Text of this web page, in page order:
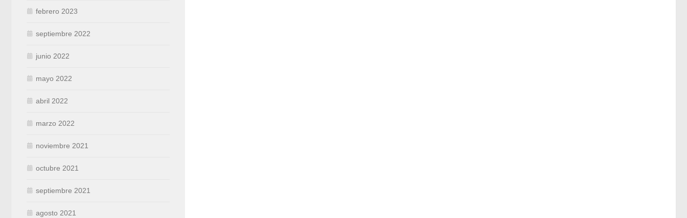
febrero 2023
septiembre 2022
junio 2022
mayo 2022
abril 2022
marzo 2022
noviembre 2021
octubre 2021
septiembre 2021
agosto 2021